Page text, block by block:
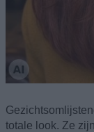
totale look. Ze